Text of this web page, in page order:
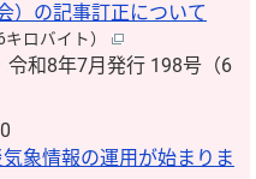
）の記事訂正について
キロバイト）
令和8年7月発行 198号（6
象情報の運用が始まりま